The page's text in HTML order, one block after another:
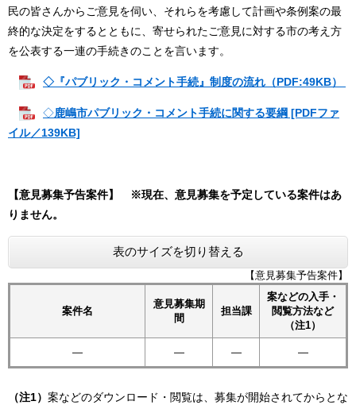
民の皆さんからご意見を伺い、それらを考慮して計画や条例案の最
終的な決定をするとともに、寄せられたご意見に対する市の考え方
を公表する一連の手続きのことを言います。
◇『パブリック・コメント手続』制度の流れ（PDF:49KB）
◇鹿嶋市パブリック・コメント手続に関する要綱 [PDFファ
イル／139KB]
【意見募集予告案件】 ※現在、意見募集を予定している案件はあ
りません。
表のサイズを切り替える
【意見募集予告案件】
案件名
意見募集期
間
担当課
案などの入手・
閲覧方法など
（注1）
― ― ― ―
（注1） 案などのダウンロード・閲覧は、募集が開始されてからとな